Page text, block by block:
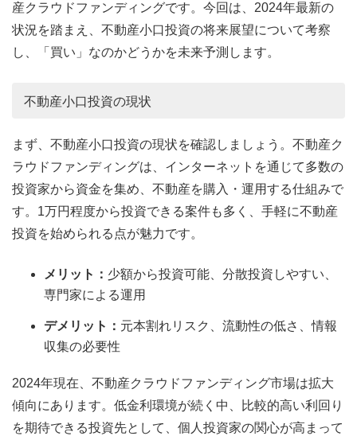
産クラウドファンディングです。今回は、2024年最新の
状況を踏まえ、不動産小口投資の将来展望について考察
し、「買い」なのかどうかを未来予測します。
不動産小口投資の現状
まず、不動産小口投資の現状を確認しましょう。不動産ク
ラウドファンディングは、インターネットを通じて多数の
投資家から資金を集め、不動産を購入・運用する仕組みで
す。1万円程度から投資できる案件も多く、手軽に不動産
投資を始められる点が魅力です。
メリット： 少額から投資可能、分散投資しやすい、
専門家による運用
デメリット： 元本割れリスク、流動性の低さ、情報
収集の必要性
2024年現在、不動産クラウドファンディング市場は拡大
傾向にあります。低金利環境が続く中、比較的高い利回り
を期待できる投資先として、個人投資家の関心が高まって